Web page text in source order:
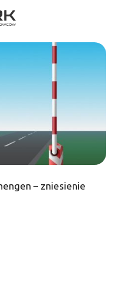
– zniesienie